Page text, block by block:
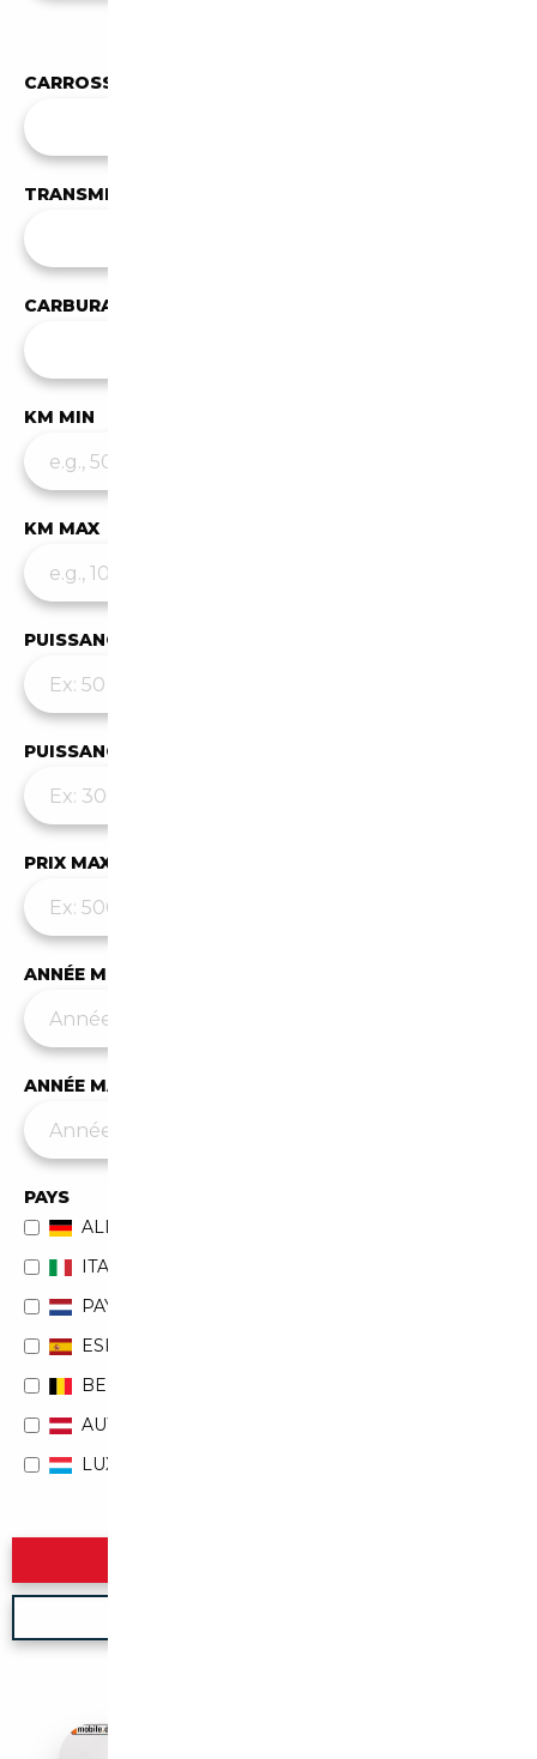
CARROSSERIE
TRANSMISSION
CARBURANT
KM MIN
KM MAX
PUISSANCE MIN
PUISSANCE MAX
PRIX MAX (€)
ANNÉE MIN
ANNÉE MAX
PAYS
ALLEMAGNE
ITALIE
PAYS-BAS
ESPAGNE
BELGIQUE
AUTRICHE
LUXEMBOURG